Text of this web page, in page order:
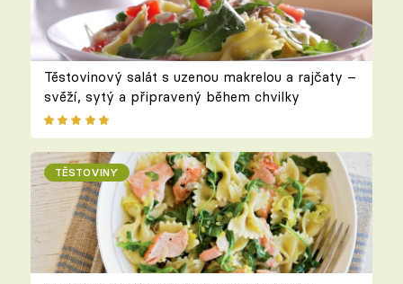
Těstovinový salát s uzenou makrelou a rajčaty –
svěží, sytý a připravený během chvilky
TĚSTOVINY